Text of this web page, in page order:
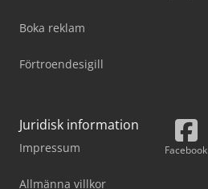
Boka reklam
Förtroendesigill
Juridisk information
Impressum
Allmänna villkor
Facebook